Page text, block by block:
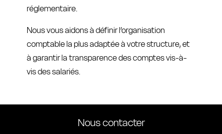
réglementaire.
Nous vous aidons à définir l’organisation
comptable la plus adaptée à votre structure, et
à garantir la transparence des comptes vis-à-
vis des salariés.
Nous contacter